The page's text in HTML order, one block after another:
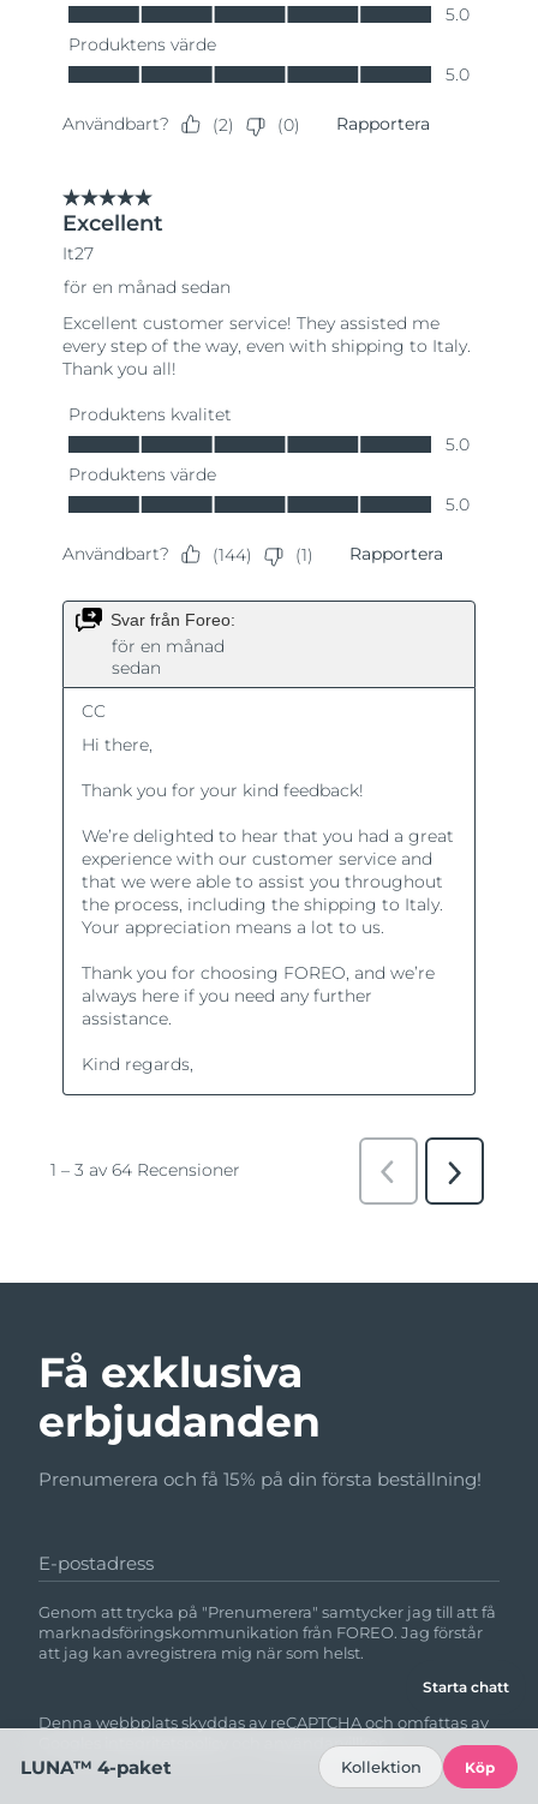
Få exklusiva
erbjudanden
Prenumerera och få 15% på din första beställning!
E-postadress
Genom att trycka på "Prenumerera" samtycker jag till att få
marknadsföringskommunikation från FOREO. Jag förstår
att jag kan avregistrera mig när som helst.
Denna webbplats skyddas av reCAPTCHA och omfattas av
användarvillkor.
Starta chatt
LUNA™ 4-paket Kollektion Köp